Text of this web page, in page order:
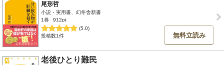
尾形哲
小説・実用書、幻冬舎新書
1巻
912pt
(5.0)
投稿数1件
無料立読み
老後ひとり難民